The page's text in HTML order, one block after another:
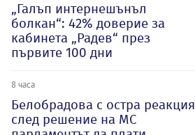
„Галъп интернешънъл
болкан“: 42% доверие за
кабинета „Радев“ през
първите 100 дни
8 часа
Белобрадова с остра реакция
след решение на МС